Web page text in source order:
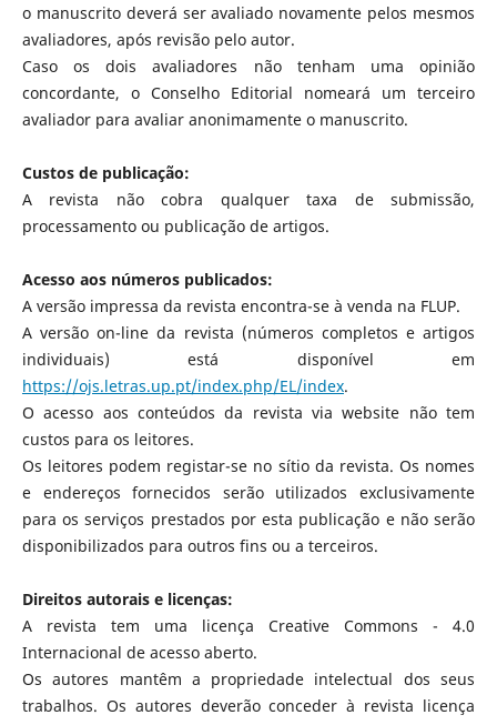
o manuscrito deverá ser avaliado novamente pelos mesmos
avaliadores, após revisão pelo autor.
Caso os dois avaliadores não tenham uma opinião
concordante, o Conselho Editorial nomeará um terceiro
avaliador para avaliar anonimamente o manuscrito.
Custos de publicação:
A revista não cobra qualquer taxa de submissão,
processamento ou publicação de artigos.
Acesso aos números publicados:
A versão impressa da revista encontra-se à venda na FLUP.
A versão on-line da revista (números completos e artigos
individuais) está disponível em
https://ojs.letras.up.pt/index.php/EL/index.
O acesso aos conteúdos da revista via website não tem
custos para os leitores.
Os leitores podem registar-se no sítio da revista. Os nomes
e endereços fornecidos serão utilizados exclusivamente
para os serviços prestados por esta publicação e não serão
disponibilizados para outros fins ou a terceiros.
Direitos autorais e licenças:
A revista tem uma licença Creative Commons - 4.0
Internacional de acesso aberto.
Os autores mantêm a propriedade intelectual dos seus
trabalhos. Os autores deverão conceder à revista licença